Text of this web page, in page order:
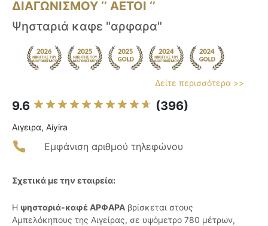
ΔΙΑΓΩΝΙΣΜΟΥ ‘’ ΑΕΤΟΙ ‘’
Ψησταριά καφε "αρφαρα"
Δείτε περισσότερα >>
9.6 (396)
Αιγειρα, Aíyira
Εμφάνιση αριθμού τηλεφώνου
Σχετικά με την εταιρεία:
Η ψησταριά-καφέ ΑΡΦΑΡΑ βρίσκεται στους
Αμπελόκηπους της Αιγείρας, σε υψόμετρο 780 μέτρων,